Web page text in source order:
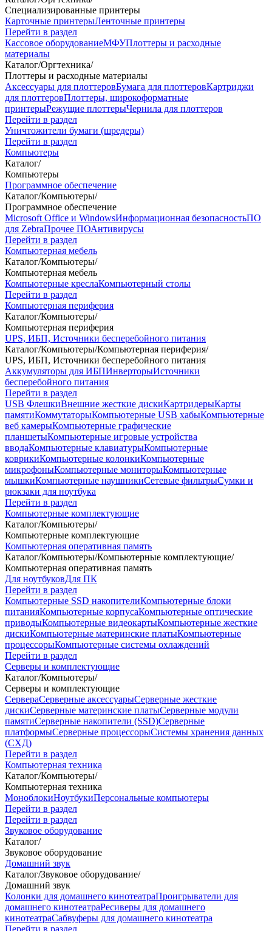
Специализированные принтеры
Карточные принтерыЛенточные принтеры
Перейти в раздел
Кассовое оборудованиеМФУПлоттеры и расходные
материалы
Каталог/Оргтехника/
Плоттеры и расходные материалы
Аксессуары для плоттеровБумага для плоттеровКартриджи
для плоттеровПлоттеры, широкоформатные
принтерыРежущие плоттерыЧернила для плоттеров
Перейти в раздел
Уничтожители бумаги (шредеры)
Перейти в раздел
Компьютеры
Каталог/
Компьютеры
Программное обеспечение
Каталог/Компьютеры/
Программное обеспечение
Microsoft Office и WindowsИнформационная безопасностьПО
для ZebraПрочее ПОАнтивирусы
Перейти в раздел
Компьютерная мебель
Каталог/Компьютеры/
Компьютерная мебель
Компьютерные креслаКомпьютерный столы
Перейти в раздел
Компьютерная периферия
Каталог/Компьютеры/
Компьютерная периферия
UPS, ИБП, Источники бесперебойного питания
Каталог/Компьютеры/Компьютерная периферия/
UPS, ИБП, Источники бесперебойного питания
Аккумуляторы для ИБПИнверторыИсточники
бесперебойного питания
Перейти в раздел
USB ФлешкиВнешние жесткие дискиКартридерыКарты
памятиКоммутаторыКомпьютерные USB хабыКомпьютерные
веб камерыКомпьютерные графические
планшетыКомпьютерные игровые устройства
вводаКомпьютерные клавиатурыКомпьютерные
коврикиКомпьютерные колонкиКомпьютерные
микрофоныКомпьютерные мониторыКомпьютерные
мышкиКомпьютерные наушникиСетевые фильтрыСумки и
рюкзаки для ноутбука
Перейти в раздел
Компьютерные комплектующие
Каталог/Компьютеры/
Компьютерные комплектующие
Компьютерная оперативная память
Каталог/Компьютеры/Компьютерные комплектующие/
Компьютерная оперативная память
Для ноутбуковДля ПК
Перейти в раздел
Компьютерные SSD накопителиКомпьютерные блоки
питанияКомпьютерные корпусаКомпьютерные оптические
приводыКомпьютерные видеокартыКомпьютерные жесткие
дискиКомпьютерные материнские платыКомпьютерные
процессорыКомпьютерные системы охлаждений
Перейти в раздел
Серверы и комплектующие
Каталог/Компьютеры/
Серверы и комплектующие
СервераСерверные аксессуарыСерверные жесткие
дискиСерверные материнские платыСерверные модули
памятиСерверные накопители (SSD)Серверные
платформыСерверные процессорыСистемы хранения данных
(СХД)
Перейти в раздел
Компьютерная техника
Каталог/Компьютеры/
Компьютерная техника
МоноблокиНоутбукиПерсональные компьютеры
Перейти в раздел
Перейти в раздел
Звуковое оборудование
Каталог/
Звуковое оборудование
Домашний звук
Каталог/Звуковое оборудование/
Домашний звук
Колонки для домашнего кинотеатраПроигрыватели для
домашнего кинотеатраРесиверы для домашнего
кинотеатраСабвуферы для домашнего кинотеатра
Перейти в раздел